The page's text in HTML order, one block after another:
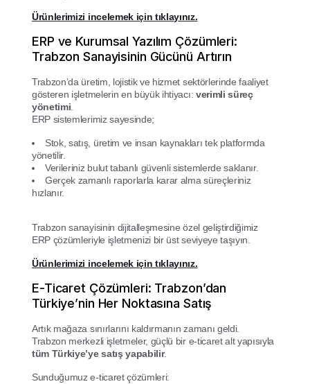
Ürünlerimizi incelemek için tıklayınız.
ERP ve Kurumsal Yazılım Çözümleri:
Trabzon Sanayisinin Gücünü Artırın
Trabzon’da üretim, lojistik ve hizmet sektörlerinde faaliyet
gösteren işletmelerin en büyük ihtiyacı: verimli süreç
yönetimi
ERP sistemlerimiz sayesinde;
Stok, satış, üretim ve insan kaynakları tek platformda
yönetilir.
Verileriniz bulut tabanlı güvenli sistemlerde saklanır.
Gerçek zamanlı raporlarla karar alma süreçleriniz
hızlanır.
Trabzon sanayisinin dijitalleşmesine özel geliştirdiğimiz
ERP çözümleriyle işletmenizi bir üst seviyeye taşıyın.
Ürünlerimizi incelemek için tıklayınız.
E-Ticaret Çözümleri: Trabzon’dan
Türkiye’nin Her Noktasına Satış
Artık mağaza sınırlarını kaldırmanın zamanı geldi.
Trabzon merkezli işletmeler, güçlü bir e-ticaret alt yapısıyla
tüm Türkiye’ye satış yapabilir.
Sunduğumuz e-ticaret çözümleri: